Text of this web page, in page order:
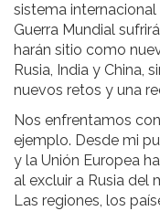
sistema
Guerra Mundial
harán sitio como
Rusia, India y China,
nuevos retos y una
Nos enfrentamos
ejemplo. Desde mi
y la Unión Europea
al excluir a Rusia del
Las regiones, los